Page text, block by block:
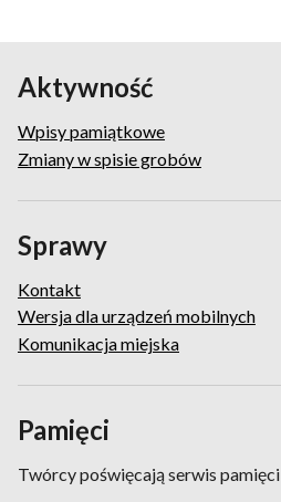
Aktywność
Wpisy pamiątkowe
Zmiany w spisie grobów
Sprawy
Kontakt
Wersja dla urządzeń mobilnych
Komunikacja miejska
Pamięci
Twórcy poświęcają serwis pamięci